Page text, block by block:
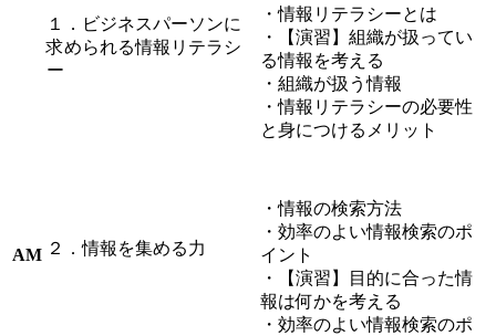
AM
１．ビジネスパーソンに
求められる情報リテラシ
ー
２．情報を集める力
・情報リテラシーとは
・【演習】組織が扱ってい
る情報を考える
・組織が扱う情報
・情報リテラシーの必要性
と身につけるメリット
・情報の検索方法
・効率のよい情報検索のポ
イント
・【演習】目的に合った情
報は何かを考える
・効率のよい情報検索のポ